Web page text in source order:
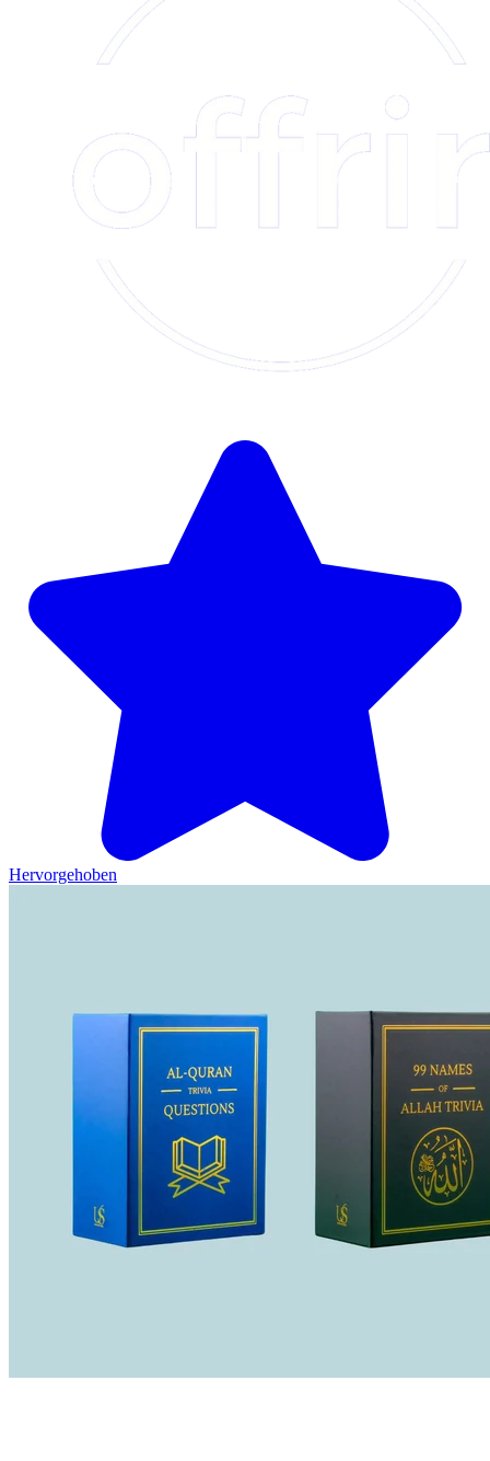
Herunterladen
Hervorgehoben